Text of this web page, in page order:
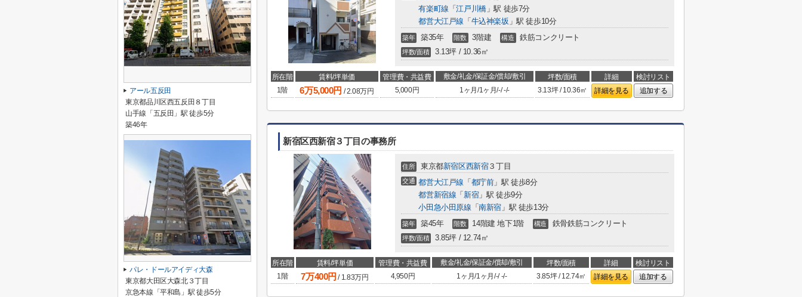
有楽町線 「江戸川橋」駅 徒歩7分
都営大江戸線 「 牛込神楽坂 」駅 徒歩10分
築年 築35年 階数 3階建 構造 鉄筋コンクリート
坪数/面積 3.13坪 / 10.36㎡
所在階 賃料/坪単価 管理費・共益費 敷金/礼金/保証金/償却/敷引 坪数/面積 詳細
検討リスト
1階
6万5,000円 /2.08万円 5,000円 1ヶ月 /1ヶ月/-/-/- 3.13坪 / 10.36㎡ 詳細を見る 追加する
新宿区西新宿３丁目の事務所
住所 東京都新宿区西新宿３丁目
交通 都営大江戸線 「 都庁前」駅 徒歩8分
都営新宿線 「 新宿」駅 徒歩9分
小田急小田原線 「南新宿 」駅 徒歩13分
築年 築45年 階数 14階建 地下1階 構造 鉄骨鉄筋コンクリート
坪数/面積 3.85坪 / 12.74㎡
所在階 賃料/坪単価 管理費・共益費 敷金/礼金/保証金/償却/敷引 坪数/面積 詳細
検討リスト
1階
7万400円 / 1.83万円 4,950円 1ヶ月/1ヶ月 /-/-/- 3.85坪 / 12.74㎡ 詳細を見る 追加する
アール五反田
東京都品川区西五反田８丁目
山手線「五反田」駅 徒歩5分
築46年
パレ・ドールアイディ大森
東京都大田区大森北３丁目
京急本線「平和島」駅 徒歩5分